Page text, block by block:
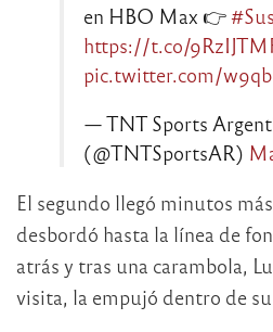
en HBO Max 👉
https://t.co/
pic.twitter.com/
— TNT Sports
(@TNTSportsAR)
El segundo llegó minutos
desbordó hasta la línea de
atrás y tras una carambola,
visita, la empujó dentro de